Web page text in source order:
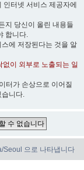
터넷 서비스 제공자에
지 당신이 올린 내용들
합니다.
에 저장된다는 것을 알
이 외부로 노출되는 일
터가 손상으로 이어질
습니다.
Seoul 으로 나타냅니다